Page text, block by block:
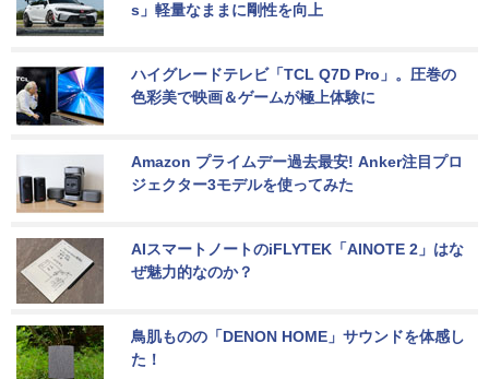
s」軽量なままに剛性を向上
ハイグレードテレビ「TCL Q7D Pro」。圧巻の
色彩美で映画＆ゲームが極上体験に
Amazon プライムデー過去最安! Anker注目プロ
ジェクター3モデルを使ってみた
AIスマートノートのiFLYTEK「AINOTE 2」はな
ぜ魅力的なのか？
鳥肌ものの「DENON HOME」サウンドを体感し
た！